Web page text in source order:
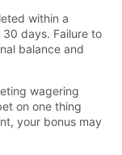
within a
days. Failure to
balance and
wagering
on one thing
your bonus may